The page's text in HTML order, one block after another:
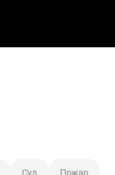
Суд Пожар